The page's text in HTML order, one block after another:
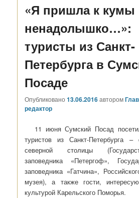
«Я пришла к кумы
ненадолышко…»:
туристы из Санкт-
Петербурга в
Посаде
Опубликовано13.06.2016автором
редактор
11 июня Сумский Посад
туристов из Санкт-Петербурга –
северной столицы
заповедника «Петергоф»,
заповедника «Гатчина»,
музея), а также гости,
культурой Карельского Поморья.